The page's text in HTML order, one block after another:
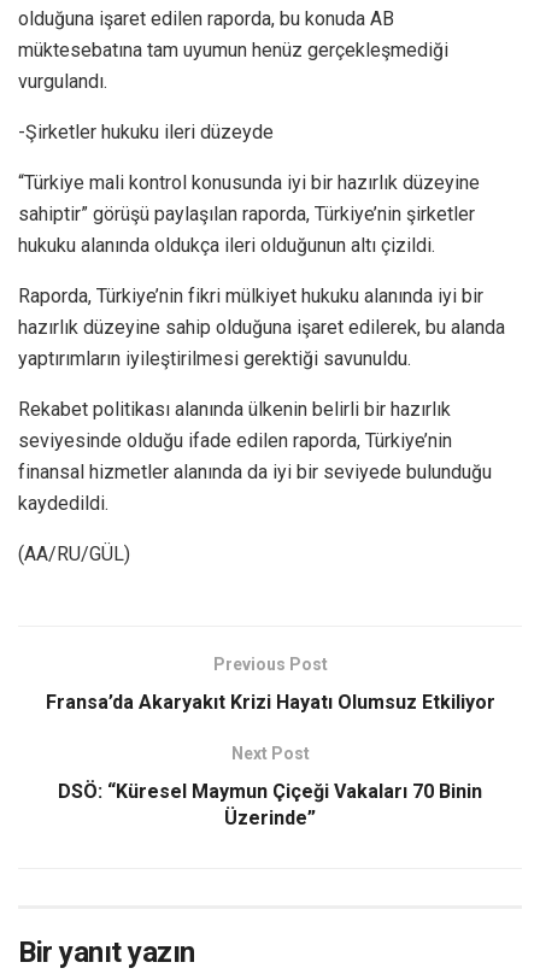
olduğuna işaret edilen raporda, bu konuda AB
müktesebatına tam uyumun henüz gerçekleşmediği
vurgulandı.
-Şirketler hukuku ileri düzeyde
“Türkiye mali kontrol konusunda iyi bir hazırlık düzeyine
sahiptir” görüşü paylaşılan raporda, Türkiye’nin şirketler
hukuku alanında oldukça ileri olduğunun altı çizildi.
Raporda, Türkiye’nin fikri mülkiyet hukuku alanında iyi bir
hazırlık düzeyine sahip olduğuna işaret edilerek, bu alanda
yaptırımların iyileştirilmesi gerektiği savunuldu.
Rekabet politikası alanında ülkenin belirli bir hazırlık
seviyesinde olduğu ifade edilen raporda, Türkiye’nin
finansal hizmetler alanında da iyi bir seviyede bulunduğu
kaydedildi.
(AA/RU/GÜL)
Previous Post
Fransa’da Akaryakıt Krizi Hayatı Olumsuz Etkiliyor
Next Post
DSÖ: “Küresel Maymun Çiçeği Vakaları 70 Binin
Üzerinde”
Bir yanıt yazın